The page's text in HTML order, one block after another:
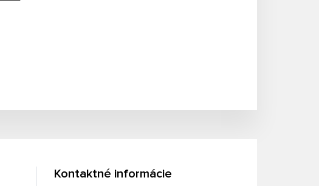
Kontaktné informácie